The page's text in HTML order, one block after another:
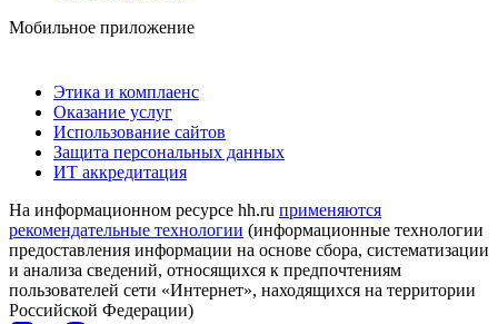
Мобильное приложение
Этика и комплаенс
Оказание услуг
Использование сайтов
Защита персональных данных
ИТ аккредитация
На информационном ресурсе hh.ru применяются
рекомендательные технологии (информационные технологии
предоставления информации на основе сбора, систематизации
и анализа сведений, относящихся к предпочтениям
пользователей сети «Интернет», находящихся на территории
Российской Федерации)